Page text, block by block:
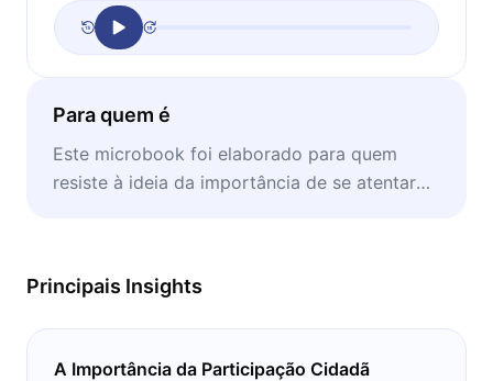
Para quem é
Este microbook foi elaborado para quem
resiste à ideia da importância de se atentar
Principais Insights
A Importância da Participação Cidadã